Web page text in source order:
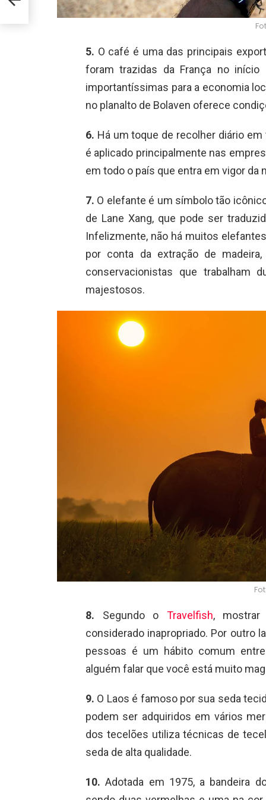
5. O café é uma das principais
foram trazidas da França no
importantíssimas para a economia
no planalto de Bolaven oferece
6. Há um toque de recolher diário
é aplicado principalmente nas
em todo o país que entra em vigor da
7. O elefante é um símbolo tão
de Lane Xang, que pode ser
Infelizmente, não há muitos
por conta da extração de
conservacionistas que trabalham
majestosos.
8. Segundo o Travelfish, mostrar
considerado inapropriado. Por outro
pessoas é um hábito comum
alguém falar que você está muito
9. O Laos é famoso por sua seda
podem ser adquiridos em vários
dos tecelões utiliza técnicas de
seda de alta qualidade.
10. Adotada em 1975, a bandeira